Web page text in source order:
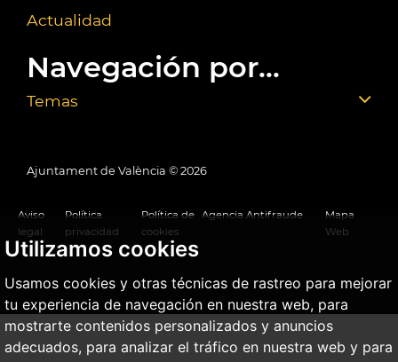
Utilizamos cookies
Usamos cookies y otras técnicas de rastreo para mejorar
tu experiencia de navegación en nuestra web, para
mostrarte contenidos personalizados y anuncios
adecuados, para analizar el tráfico en nuestra web y para
Actualidad
Navegación por...
Temas
Ajuntament de València © 2026
Aviso
legal
Política
privacidad
Política de
cookies
Agencia Antifraude
Mapa
Web